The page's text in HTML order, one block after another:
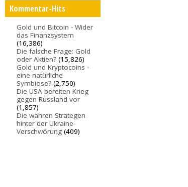
Kommentar-Hits
Gold und Bitcoin - Wider
das Finanzsystem
(16,386)
Die falsche Frage: Gold
oder Aktien? (15,826)
Gold und Kryptocoins -
eine natürliche
Symbiose? (2,750)
Die USA bereiten Krieg
gegen Russland vor
(1,857)
Die wahren Strategen
hinter der Ukraine-
Verschwörung (409)